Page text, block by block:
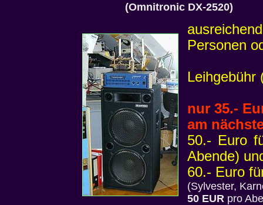
(Omnitronic DX-2520)
Personen
Leihgebühr
nur 35.-
am
50.- Euro
Abende)
60.- Euro
(Sylvester,
50 EUR pro